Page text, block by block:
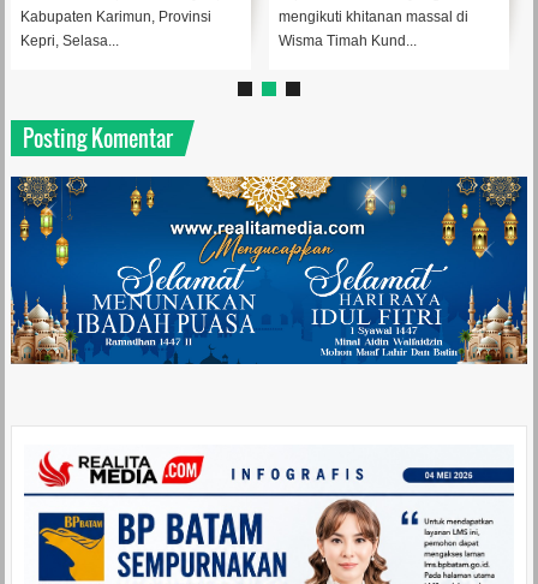
Kabupaten Karimun, Provinsi
Kepri, Selasa...
mengikuti khitanan massal di
Wisma Timah Kund...
Posting Komentar